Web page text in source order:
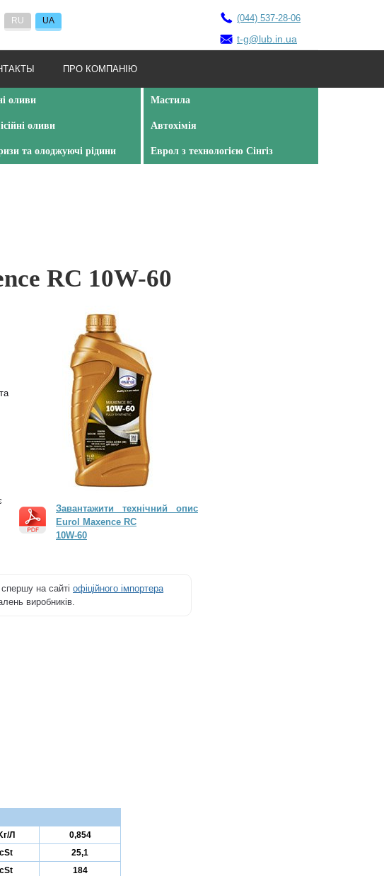
RU UA (044) 537-28-06
t-g@lub.in.ua
ПРО КОМПАНІЮ
оливи
оливи
та олоджуючі рідини
Мастила
Автохімія
Еврол з технологією Сінгіз
RC 10W-60
Завантажити технічний опис
Eurol Maxence RC
10W-60
на сайті офіційного імпортера
виробників.
Л
0,854
cSt
25,1
cSt
184